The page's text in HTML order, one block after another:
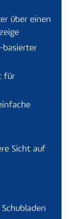
über einen
basierter
für
Sicht auf